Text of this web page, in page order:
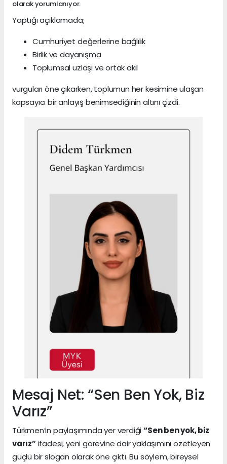
olarak yorumlanıyor.
Yaptığı açıklamada;
Cumhuriyet değerlerine bağlılık
Birlik ve dayanışma
Toplumsal uzlaşı ve ortak akıl
vurguları öne çıkarken, toplumun her kesimine ulaşan
kapsayıcı bir anlayış benimsediğinin altını çizdi.
Mesaj Net: “Sen Ben Yok, Biz
Varız”
Türkmen’in paylaşımında yer verdiği“Sen ben yok, biz
varız”ifadesi, yeni görevine dair yaklaşımını özetleyen
güçlü bir slogan olarak öne çıktı. Bu söylem, bireysel